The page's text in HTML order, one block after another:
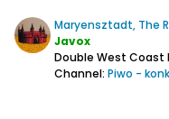
Maryensztadt, The
Javox
Double West Coast
Channel: Piwo -